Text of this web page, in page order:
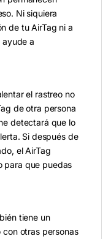
Ni siquiera
de tu AirTag ni a
a
el rastreo no
de otra persona
detectará que lo
Si después de
el AirTag
para que puedas
tiene un
otras personas